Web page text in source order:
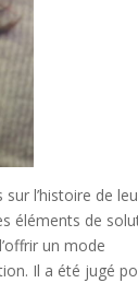
l’histoire de
éléments de
un mode
Il a été jugé